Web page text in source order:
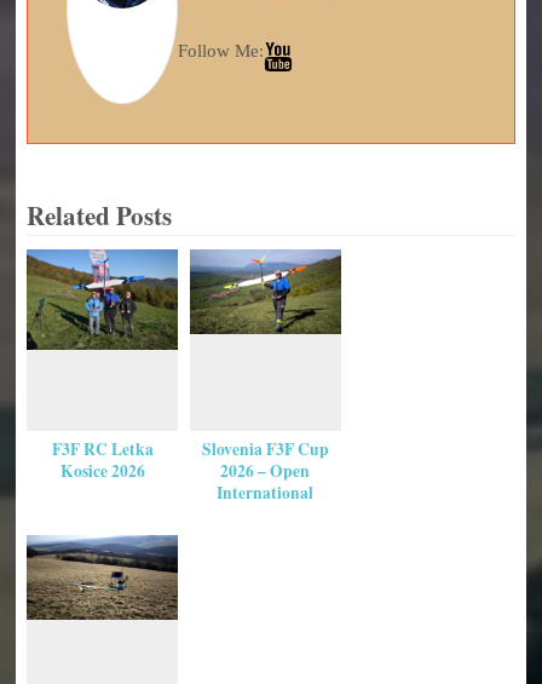
Follow Me:
Related Posts
F3F RC Letka
Kosice 2026
Slovenia F3F Cup
2026 – Open
International